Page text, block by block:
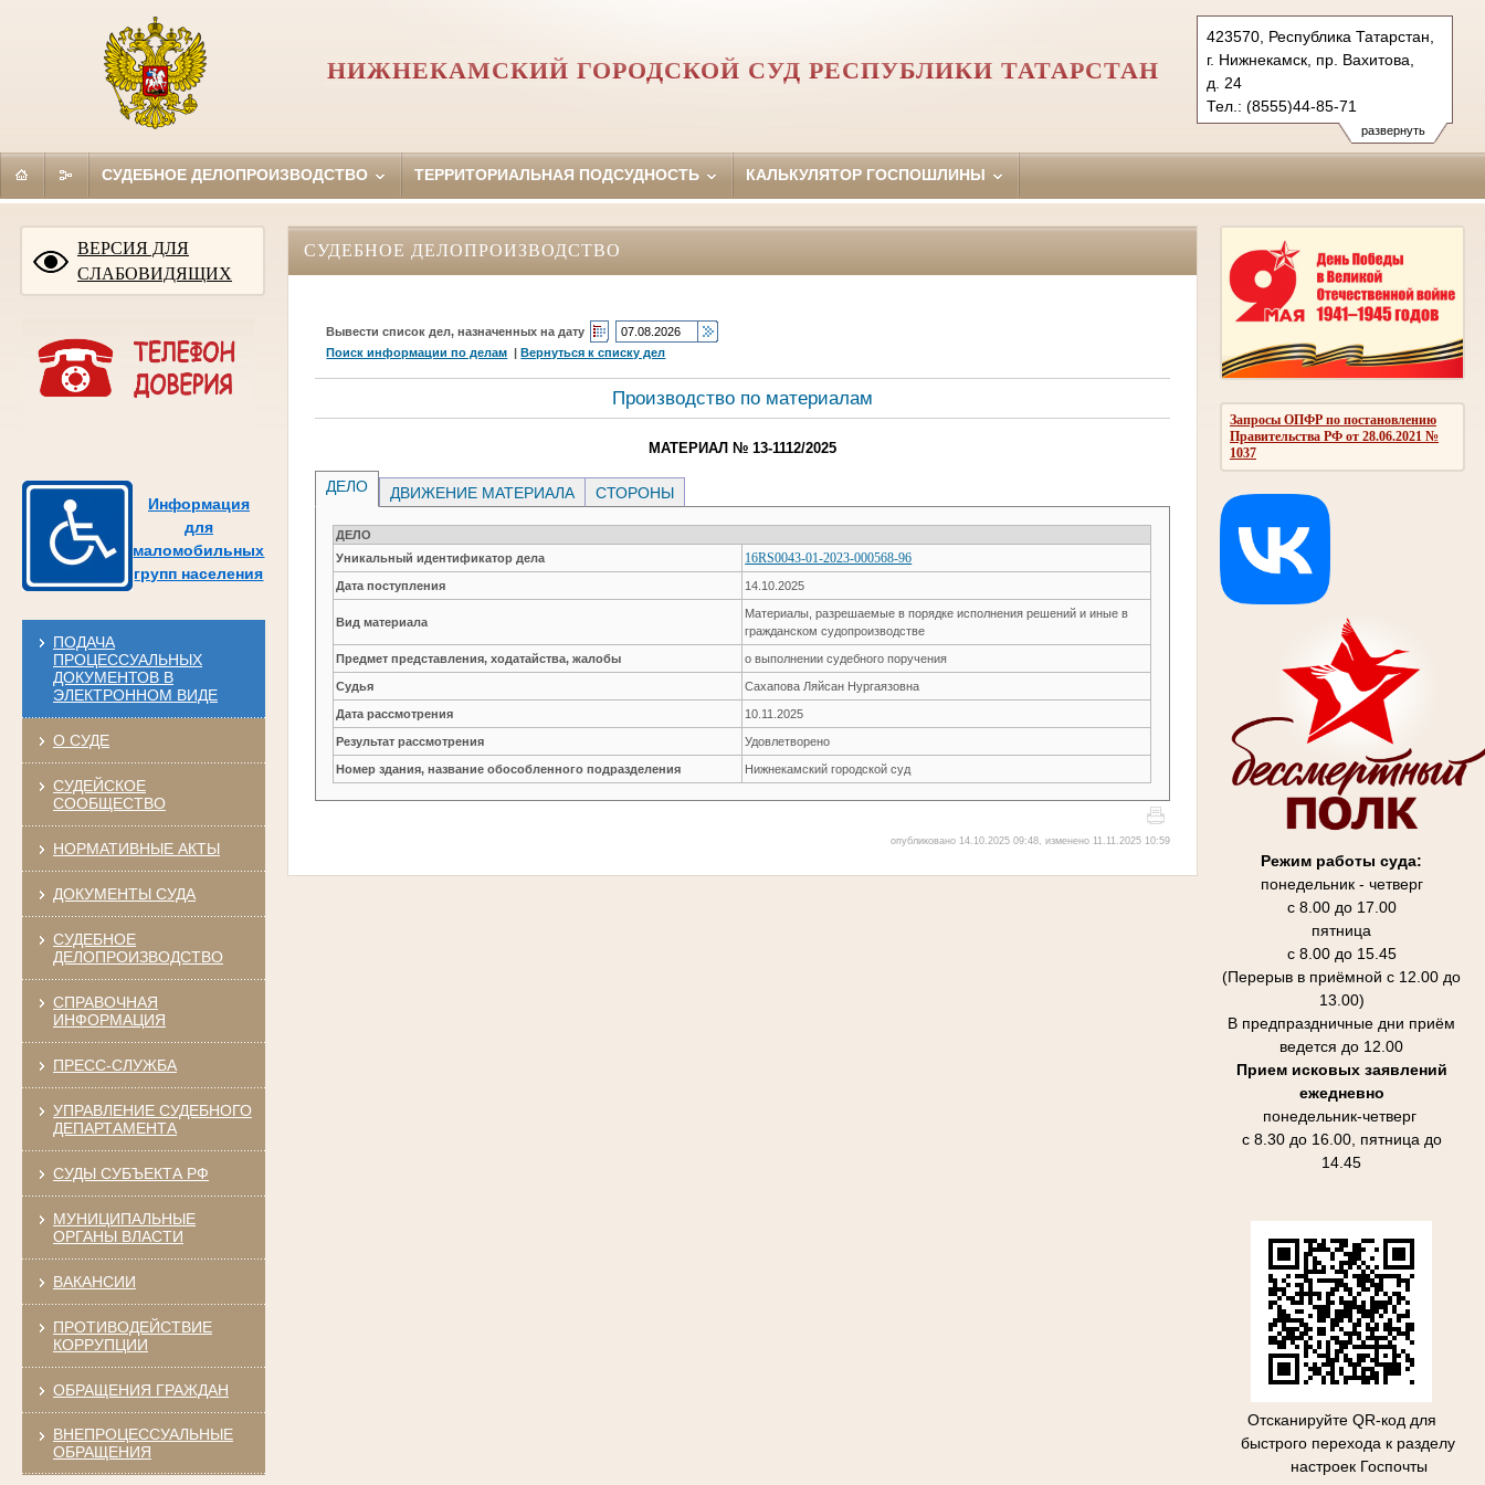
развернуть
423570, Республика Татарстан,
г. Нижнекамск, пр. Вахитова,
д. 24
Тел.: (8555)44-85-71
nizhnekamsky.tat@sudrf.ru
НИЖНЕКАМСКИЙ ГОРОДСКОЙ СУД РЕСПУБЛИКИ ТАТАРСТАН
СУДЕБНОЕ ДЕЛОПРОИЗВОДСТВО ТЕРРИТОРИАЛЬНАЯ ПОДСУДНОСТЬ КАЛЬКУЛЯТОР ГОСПОШЛИНЫ
ВЕРСИЯ ДЛЯ
СЛАБОВИДЯЩИХ
Информация
для
маломобильных
групп населения
ПОДАЧА
ПРОЦЕССУАЛЬНЫХ
ДОКУМЕНТОВ В
ЭЛЕКТРОННОМ ВИДЕ
О СУДЕ
СУДЕЙСКОЕ
СООБЩЕСТВО
НОРМАТИВНЫЕ АКТЫ
ДОКУМЕНТЫ СУДА
СУДЕБНОЕ
ДЕЛОПРОИЗВОДСТВО
СПРАВОЧНАЯ
ИНФОРМАЦИЯ
ПРЕСС-СЛУЖБА
УПРАВЛЕНИЕ СУДЕБНОГО
ДЕПАРТАМЕНТА
СУДЫ СУБЪЕКТА РФ
МУНИЦИПАЛЬНЫЕ
ОРГАНЫ ВЛАСТИ
ВАКАНСИИ
ПРОТИВОДЕЙСТВИЕ
КОРРУПЦИИ
ОБРАЩЕНИЯ ГРАЖДАН
ВНЕПРОЦЕССУАЛЬНЫЕ
ОБРАЩЕНИЯ
Запросы ОПФР по постановлению
Правительства РФ от 28.06.2021 №
1037
Режим работы суда:
понедельник - четверг
с 8.00 до 17.00
пятница
с 8.00 до 15.45
(Перерыв в приёмной с 12.00 до
13.00)
В предпраздничные дни приём
ведется до 12.00
Прием исковых заявлений
ежедневно
понедельник-четверг
с 8.30 до 16.00, пятница до
14.45
Отсканируйте QR-код для
быстрого перехода к разделу
настроек Госпочты
СУДЕБНОЕ ДЕЛОПРОИЗВОДСТВО
Вывести список дел, назначенных на дату
Поиск информации по делам |Вернуться к списку дел
Производство по материалам
МАТЕРИАЛ № 13-1112/2025
ДЕЛО ДВИЖЕНИЕ МАТЕРИАЛА СТОРОНЫ
ДЕЛО
Уникальный идентификатор дела
16RS0043-01-2023-000568-96
Дата поступления 14.10.2025
Вид материала
Материалы, разрешаемые в порядке исполнения решений и иные в
гражданском судопроизводстве
Предмет представления, ходатайства, жалобы о выполнении судебного поручения
Судья Сахапова Ляйсан Нургаязовна
Дата рассмотрения 10.11.2025
Результат рассмотрения Удовлетворено
Номер здания, название обособленного подразделения Нижнекамский городской суд
опубликовано 14.10.2025 09:48, изменено 11.11.2025 10:59